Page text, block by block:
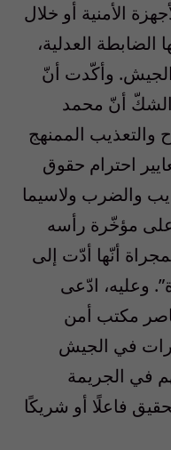
الأمنية أو خلال
الضابطة العدلية،
وأكّدت أنّ
الشكّ أنّ محمد
الممنهج
احترام حقوق
والضرب ولاسيما
مؤخّرة رأسه
أنّها أدّت إلى
وعليه، ادّعى
مكتب أمن
في الجيش
في الجريمة
فاعلًا أو شريكًا